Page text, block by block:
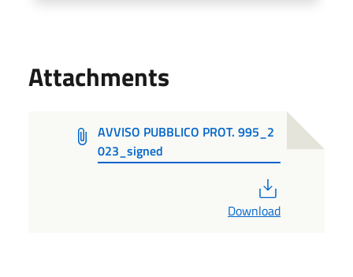
Attachments
AVVISO PUBBLICO PROT. 995_2
023_signed
Download